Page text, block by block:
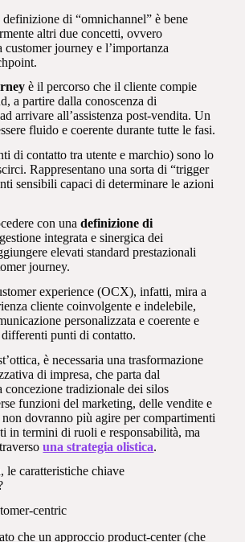
di “omnichannel” è bene
altri due concetti, ovvero
customer journey e l’importanza
è il percorso che il cliente compie
a partire dalla conoscenza di
arrivare all’assistenza post-vendita. Un
fluido e coerente durante tutte le fasi.
di contatto tra utente e marchio) sono lo
Rappresentano una sorta di “trigger
sensibili capaci di determinare le azioni
con unadefinizione di
integrata e sinergica dei
elevati standard prestazionali
journey.
experience (OCX), infatti, mira a
cliente coinvolgente e indelebile,
personalizzata e coerente e
punti di contatto.
è necessaria una trasformazione
di impresa, che parta dal
concezione tradizionale dei silos
funzioni del marketing, delle vendite e
non dovranno più agire per compartimenti
in termini di ruoli e responsabilità, ma
una strategia olistica.
le caratteristiche chiave
centric
che un approccio product-center (che